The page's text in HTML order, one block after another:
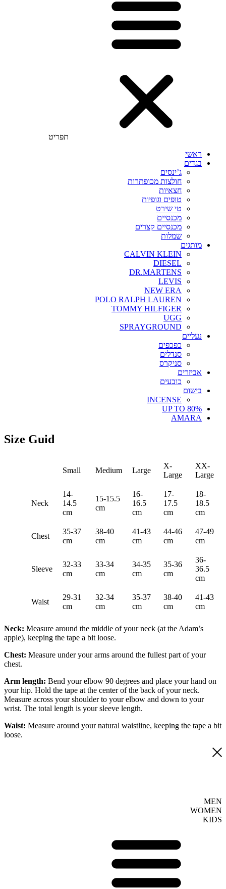
תפריט
ראשי
בגדים
ג’ינסים
חולצות מכופתרות
חצאיות
טופים וגופיות
טי שירט
מכנסיים
מכנסיים קצרים
שמלות
מותגים
CALVIN KLEIN
DIESEL
DR.MARTENS
LEVIS
NEW ERA
POLO RALPH LAUREN
TOMMY HILFIGER
UGG
SPRAYGROUND
נעליים
כפכפים
סנדלים
סניקרס
אביזרים
כובעים
בישום
INCENSE
UP TO 80%
AMARA
Size Guid
Small Medium Large
X-
Large
XX-
Large
Neck
14-
14.5
cm
15-15.5
cm
16-
16.5
cm
17-
17.5
cm
18-
18.5
cm
Chest
35-37
cm
38-40
cm
41-43
cm
44-46
cm
47-49
cm
Sleeve
32-33
cm
33-34
cm
34-35
cm
35-36
cm
36-
36.5
cm
Waist
29-31
cm
32-34
cm
35-37
cm
38-40
cm
41-43
cm
Neck: Measure around the middle of your neck (at the Adam’s
apple), keeping the tape a bit loose.
Chest: Measure under your arms around the fullest part of your
chest.
Arm length: Bend your elbow 90 degrees and place your hand on
your hip. Hold the tape at the center of the back of your neck.
Measure across your shoulder to your elbow and down to your
wrist. The total length is your sleeve length.
Waist: Measure around your natural waistline, keeping the tape a bit
loose.
MEN
WOMEN
KIDS